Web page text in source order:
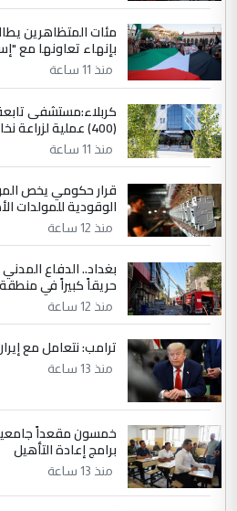
أردوغان يؤكد ان
المشترك لا تستهدف أية
الدول الشقيقة
يوسف غزوان عصمت
التعليق : بكالوريوس فيزياء
زوجتي أيضا بكالوريوس
إكمال دراستي داخل ...
الموضوع :
السعودية توافق
إعطاء 100 منحة دراسية
جامعاتها سنويا
مئات المتظاهرين
بإنهاء تعاونها مع
منذ 11 ساعة
كربلاء:مستشفى
(400) عملية لزراعة نخاع العظم للبا...
منذ 11 ساعة
قرار حكومي يخص
الوقودية للمولدات
منذ 12 ساعة
حريقاً كبيراً في
منذ 12 ساعة
ترامب: نتعامل مع
منذ 13 ساعة
خمسون مقعداً
برامج إعادة التأهيل
منذ 13 ساعة